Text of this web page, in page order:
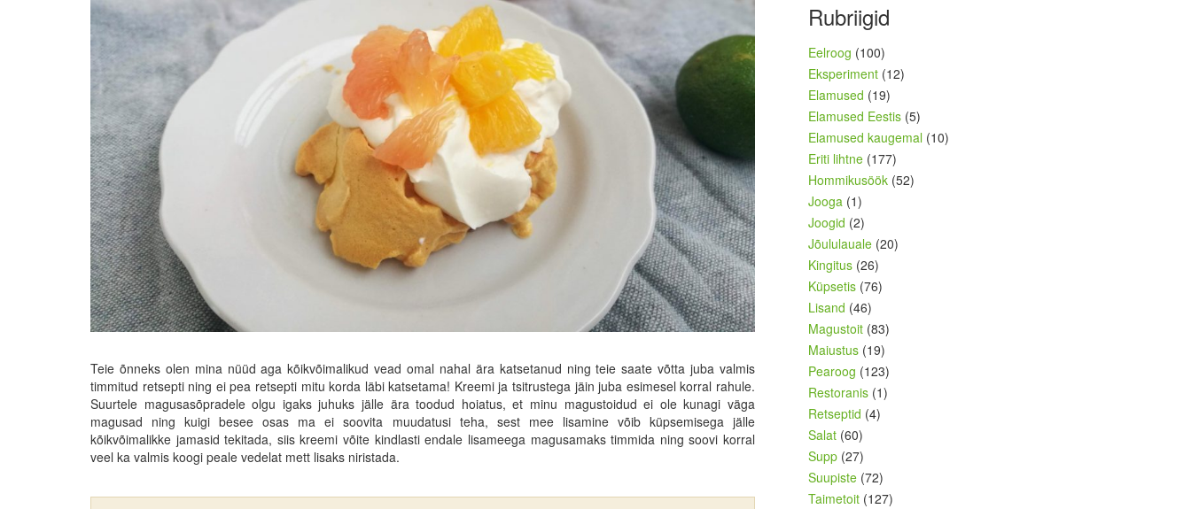
Teie õnneks olen mina nüüd aga kõikvõimalikud vead omal nahal ära katsetanud ning teie saate võtta juba valmis
timmitud retsepti ning ei pea retsepti mitu korda läbi katsetama! Kreemi ja tsitrustega jäin juba esimesel korral rahule.
Suurtele magusasõpradele olgu igaks juhuks jälle ära toodud hoiatus, et minu magustoidud ei ole kunagi väga
magusad ning kuigi besee osas ma ei soovita muudatusi teha, sest mee lisamine võib küpsemisega jälle
kõikvõimalikke jamasid tekitada, siis kreemi võite kindlasti endale lisameega magusamaks timmida ning soovi korral
veel ka valmis koogi peale vedelat mett lisaks niristada.
Rubriigid
Eelroog (100)
Eksperiment (12)
Elamused (19)
Elamused Eestis (5)
Elamused kaugemal (10)
Eriti lihtne (177)
Hommikusöök (52)
Jooga (1)
Joogid (2)
Jõululauale (20)
Kingitus (26)
Küpsetis (76)
Lisand (46)
Magustoit (83)
Maiustus (19)
Pearoog (123)
Restoranis (1)
Retseptid (4)
Salat (60)
Supp (27)
Suupiste (72)
Taimetoit (127)